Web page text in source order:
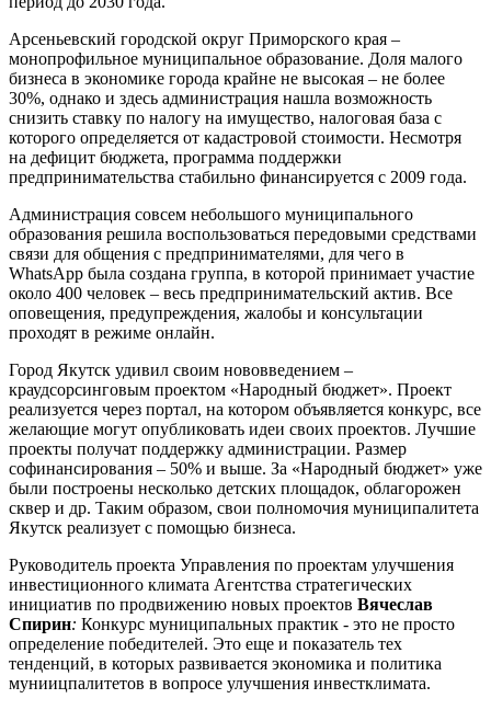
Арсеньевский городской округ Приморского края –
монопрофильное муниципальное образование. Доля малого
бизнеса в экономике города крайне не высокая – не более
30%, однако и здесь администрация нашла возможность
снизить ставку по налогу на имущество, налоговая база с
которого определяется от кадастровой стоимости. Несмотря
на дефицит бюджета, программа поддержки
предпринимательства стабильно финансируется с 2009 года.
Администрация совсем небольшого муниципального
образования решила воспользоваться передовыми средствами
связи для общения с предпринимателями, для чего в
WhatsApp была создана группа, в которой принимает участие
около 400 человек – весь предпринимательский актив. Все
оповещения, предупреждения, жалобы и консультации
проходят в режиме онлайн.
Город Якутск удивил своим нововведением –
краудсорсинговым проектом «Народный бюджет». Проект
реализуется через портал, на котором объявляется конкурс, все
желающие могут опубликовать идеи своих проектов. Лучшие
проекты получат поддержку администрации. Размер
софинансирования – 50% и выше. За «Народный бюджет» уже
были построены несколько детских площадок, облагорожен
сквер и др. Таким образом, свои полномочия муниципалитета
Якутск реализует с помощью бизнеса.
Руководитель проекта Управления по проектам улучшения
инвестиционного климата Агентства стратегических
инициатив по продвижению новых проектов Вячеслав
Спирин: Конкурс муниципальных практик - это не просто
определение победителей. Это еще и показатель тех
тенденций, в которых развивается экономика и политика
муниицпалитетов в вопросе улучшения инвестклимата.